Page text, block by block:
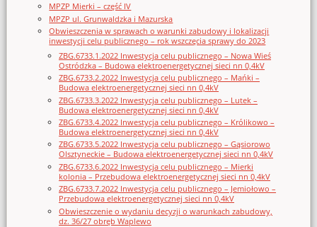
MPZP Mierki – część IV
MPZP ul. Grunwaldzka i Mazurska
Obwieszczenia w sprawach o warunki zabudowy i lokalizacji
inwestycji celu publicznego – rok wszczęcia sprawy do 2023
ZBG.6733.1.2022 Inwestycja celu publicznego – Nowa Wieś
Ostródzka – Budowa elektroenergetycznej sieci nn 0,4kV
ZBG.6733.2.2022 Inwestycja celu publicznego – Mańki –
Budowa elektroenergetycznej sieci nn 0,4kV
ZBG.6733.3.2022 Inwestycja celu publicznego – Lutek –
Budowa elektroenergetycznej sieci nn 0,4kV
ZBG.6733.4.2022 Inwestycja celu publicznego – Królikowo –
Budowa elektroenergetycznej sieci nn 0,4kV
ZBG.6733.5.2022 Inwestycja celu publicznego – Gąsiorowo
Olsztyneckie – Budowa elektroenergetycznej sieci nn 0,4kV
ZBG.6733.6.2022 Inwestycja celu publicznego – Mierki
kolonia – Przebudowa elektroenergetycznej sieci nn 0,4kV
ZBG.6733.7.2022 Inwestycja celu publicznego – Jemiołowo –
Przebudowa elektroenergetycznej sieci nn 0,4kV
Obwieszczenie o wydaniu decyzji o warunkach zabudowy,
dz. 36/27 obręb Waplewo